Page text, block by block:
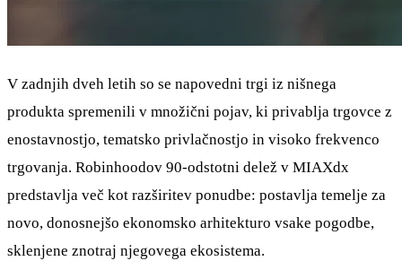
V zadnjih dveh letih so se napovedni trgi iz nišnega
produkta spremenili v množični pojav, ki privablja trgovce z
enostavnostjo, tematsko privlačnostjo in visoko frekvenco
trgovanja. Robinhoodov 90-odstotni delež v MIAXdx
predstavlja več kot razširitev ponudbe: postavlja temelje za
novo, donosnejšo ekonomsko arhitekturo vsake pogodbe,
sklenjene znotraj njegovega ekosistema.